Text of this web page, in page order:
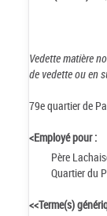
Vedette matière
de vedette ou en
79e quartier de
<Employé pour :
Père
Quartier du
<<Terme(s)